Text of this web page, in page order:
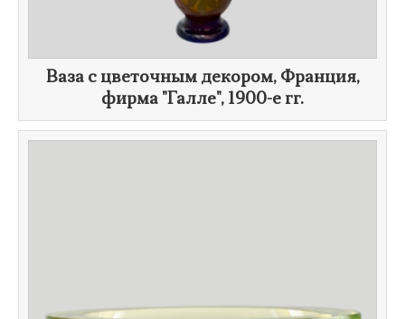
Ваза с цветочным декором, Франция,
фирма "Галле", 1900-е гг.